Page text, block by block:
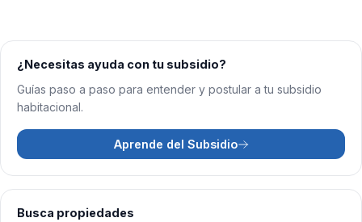
¿Necesitas ayuda con tu subsidio?
Guías paso a paso para entender y postular a tu subsidio
habitacional.
Aprende del Subsidio
Busca propiedades